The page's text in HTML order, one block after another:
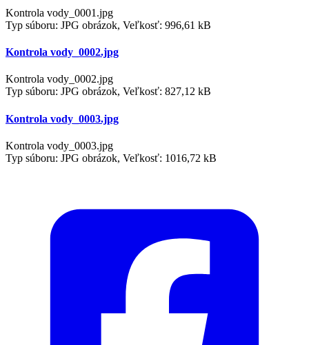
Kontrola vody_0001.jpg
Typ súboru: JPG obrázok, Veľkosť: 996,61 kB
Kontrola vody_0002.jpg
Kontrola vody_0002.jpg
Typ súboru: JPG obrázok, Veľkosť: 827,12 kB
Kontrola vody_0003.jpg
Kontrola vody_0003.jpg
Typ súboru: JPG obrázok, Veľkosť: 1016,72 kB